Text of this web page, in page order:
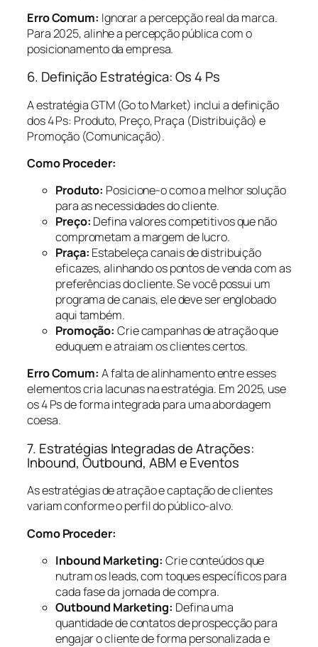
Erro Comum: Ignorar a percepção real da marca.
Para 2025, alinhe a percepção pública com o
posicionamento da empresa.
6. Definição Estratégica: Os 4 Ps
A estratégia GTM (Go to Market) inclui a definição
dos 4 Ps: Produto, Preço, Praça (Distribuição) e
Promoção (Comunicação).
Como Proceder:
Produto: Posicione-o como a melhor solução
para as necessidades do cliente.
Preço: Defina valores competitivos que não
comprometam a margem de lucro.
Praça: Estabeleça canais de distribuição
eficazes, alinhando os pontos de venda com as
preferências do cliente. Se você possui um
programa de canais, ele deve ser englobado
aqui também.
Promoção: Crie campanhas de atração que
eduquem e atraiam os clientes certos.
Erro Comum: A falta de alinhamento entre esses
elementos cria lacunas na estratégia. Em 2025, use
os 4 Ps de forma integrada para uma abordagem
coesa.
7. Estratégias Integradas de Atrações:
Inbound, Outbound, ABM e Eventos
As estratégias de atração e captação de clientes
variam conforme o perfil do público-alvo.
Como Proceder:
Inbound Marketing: Crie conteúdos que
nutram os leads, com toques específicos para
cada fase da jornada de compra.
Outbound Marketing: Defina uma
quantidade de contatos de prospecção para
engajar o cliente de forma personalizada e